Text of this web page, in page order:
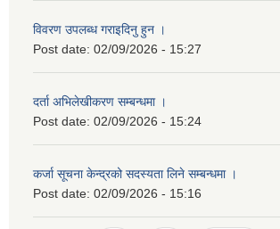
विवरण उपलब्ध गराइदिनु हुन ।
Post date: 02/09/2026 - 15:27
दर्ता अभिलेखीकरण सम्बन्धमा ।
Post date: 02/09/2026 - 15:24
कर्जा सूचना केन्द्रको सदस्यता लिने सम्बन्धमा ।
Post date: 02/09/2026 - 15:16